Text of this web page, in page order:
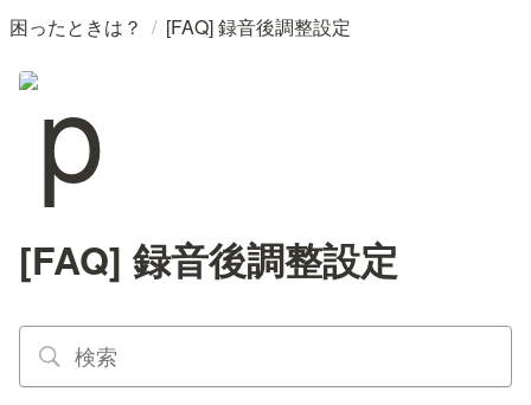
困ったときは？ / [FAQ] 録音後調整設定
[FAQ] 録音後調整設定